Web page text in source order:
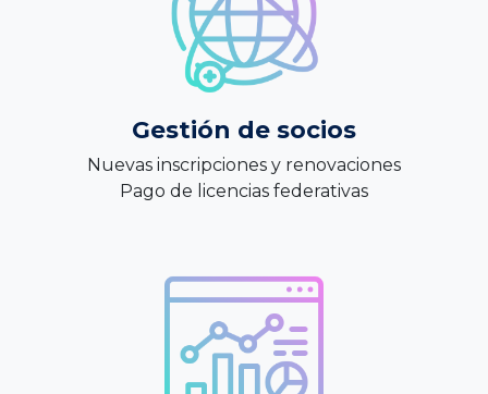
Gestión de socios
Nuevas inscripciones y renovaciones
Pago de licencias federativas